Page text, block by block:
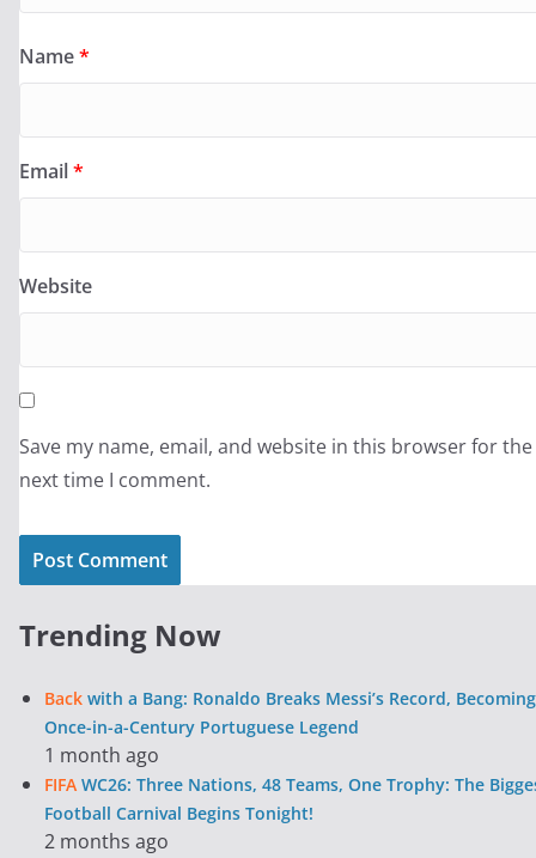
Name*
Email*
Website
Save my name, email, and website in this browser for the
next time I comment.
Trending Now
Back with a Bang: Ronaldo Breaks Messi’s Record,
Once-in-a-Century Portuguese Legend
1 month ago
FIFA WC26: Three Nations, 48 Teams, One Trophy: The
Football Carnival Begins Tonight!
2 months ago